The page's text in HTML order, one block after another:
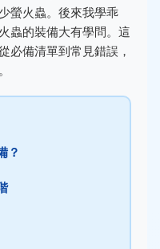
螢火蟲。後來我學乖
蟲的裝備大有學問。這
必備清單到常見錯誤，
？